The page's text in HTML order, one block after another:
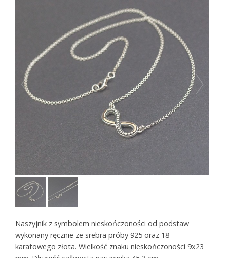
Naszyjnik z symbolem nieskończoności od podstaw
wykonany ręcznie ze srebra próby 925 oraz 18-
karatowego złota. Wielkość znaku nieskończoności 9x23